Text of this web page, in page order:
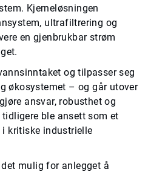
Kjerneløsningen
ultrafiltrering og
en gjenbrukbar strøm
og tilpasser seg
økosystemet – og går utover
ansvar, robusthet og
ble ansett som et
kritiske industrielle
mulig for anlegget å